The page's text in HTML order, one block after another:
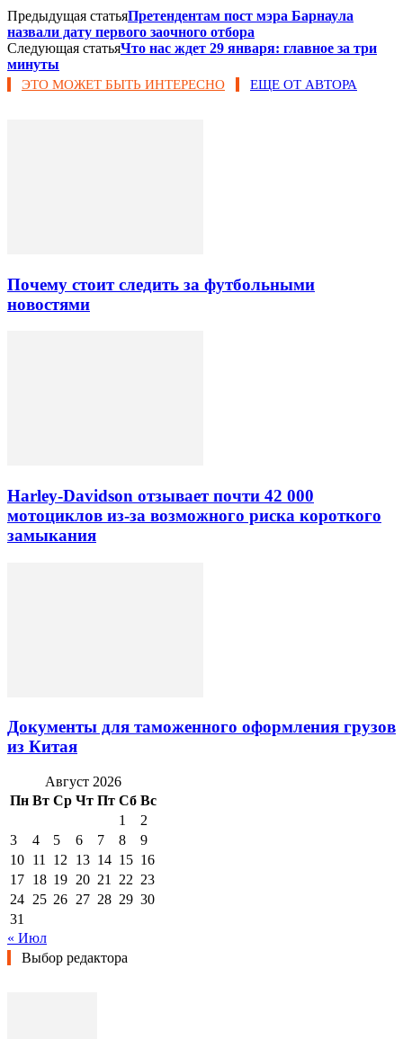
Предыдущая статьяПретендентам пост мэра Барнаула
назвали дату первого заочного отбора
Следующая статьяЧто нас ждет 29 января: главное за три
минуты
ЭТО МОЖЕТ БЫТЬ ИНТЕРЕСНО ЕЩЕ ОТ АВТОРА
Почему стоит следить за футбольными
новостями
Harley-Davidson отзывает почти 42 000
мотоциклов из-за возможного риска короткого
замыкания
Документы для таможенного оформления грузов
из Китая
Август 2026
Пн Вт Ср Чт Пт Сб Вс
1
2
3
4 5 6 7 8
9
10 11 12 13 14 15 16
17 18 19 20 21 22 23
24 25 26 27 28 29 30
31
« Июл
Выбор редактора